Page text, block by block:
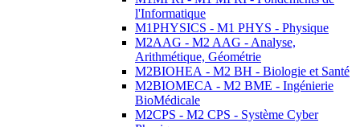
l'Informatique
M1PHYSICS - M1 PHYS - Physique
M2AAG - M2 AAG - Analyse,
Arithmétique, Géométrie
M2BIOHEA - M2 BH - Biologie et Santé
M2BIOMECA - M2 BME - Ingénierie
BioMédicale
M2CPS - M2 CPS - Système Cyber